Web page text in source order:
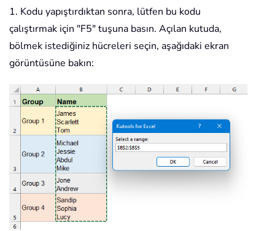
            xRg
.Worksheet.
            xIndex
= xIndex
        xRg
.EntireRow.Delete
Next
    Application
.ScreenUpdating =
End Sub
1. Kodu yapıştırdıktan sonra, lütfen bu kodu
çalıştırmak için "F5" tuşuna basın. Açılan kutuda,
bölmek istediğiniz hücreleri seçin, aşağıdaki ekran
görüntüsüne bakın: